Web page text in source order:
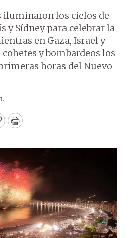
los cielos de
y Sídney para celebrar la
en Gaza, Israel y
y bombardeos los
horas del Nuevo
Print